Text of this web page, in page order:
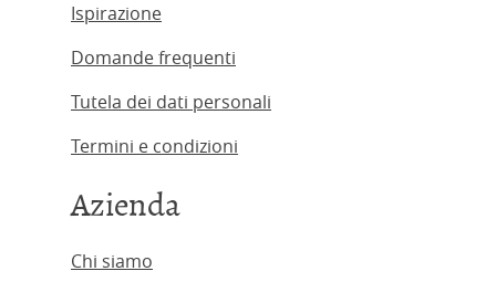
Ispirazione
Domande frequenti
Tutela dei dati personali
Termini e condizioni
Azienda
Chi siamo